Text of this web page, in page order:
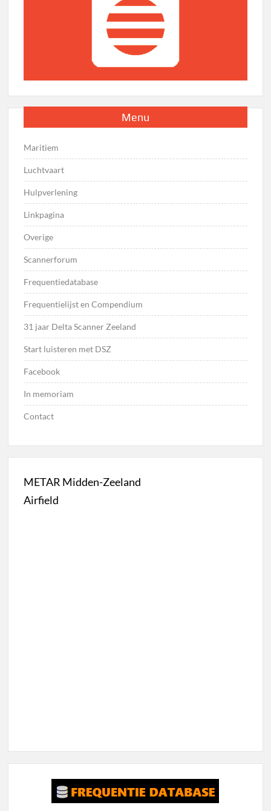
Menu
Maritiem
Luchtvaart
Hulpverlening
Linkpagina
Overige
Scannerforum
Frequentiedatabase
Frequentielijst en Compendium
31 jaar Delta Scanner Zeeland
Start luisteren met DSZ
Facebook
In memoriam
Contact
METAR Midden-Zeeland
Airfield